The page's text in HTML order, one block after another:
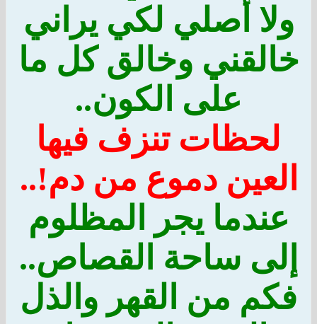
ولا أصلي لكي يراني
خالقني وخالق كل ما
على الكون..
لحظات تنزف فيها
العين دموع من دم!..
عندما يجر المظلوم
إلى ساحة القصاص..
فكم من القهر والذل